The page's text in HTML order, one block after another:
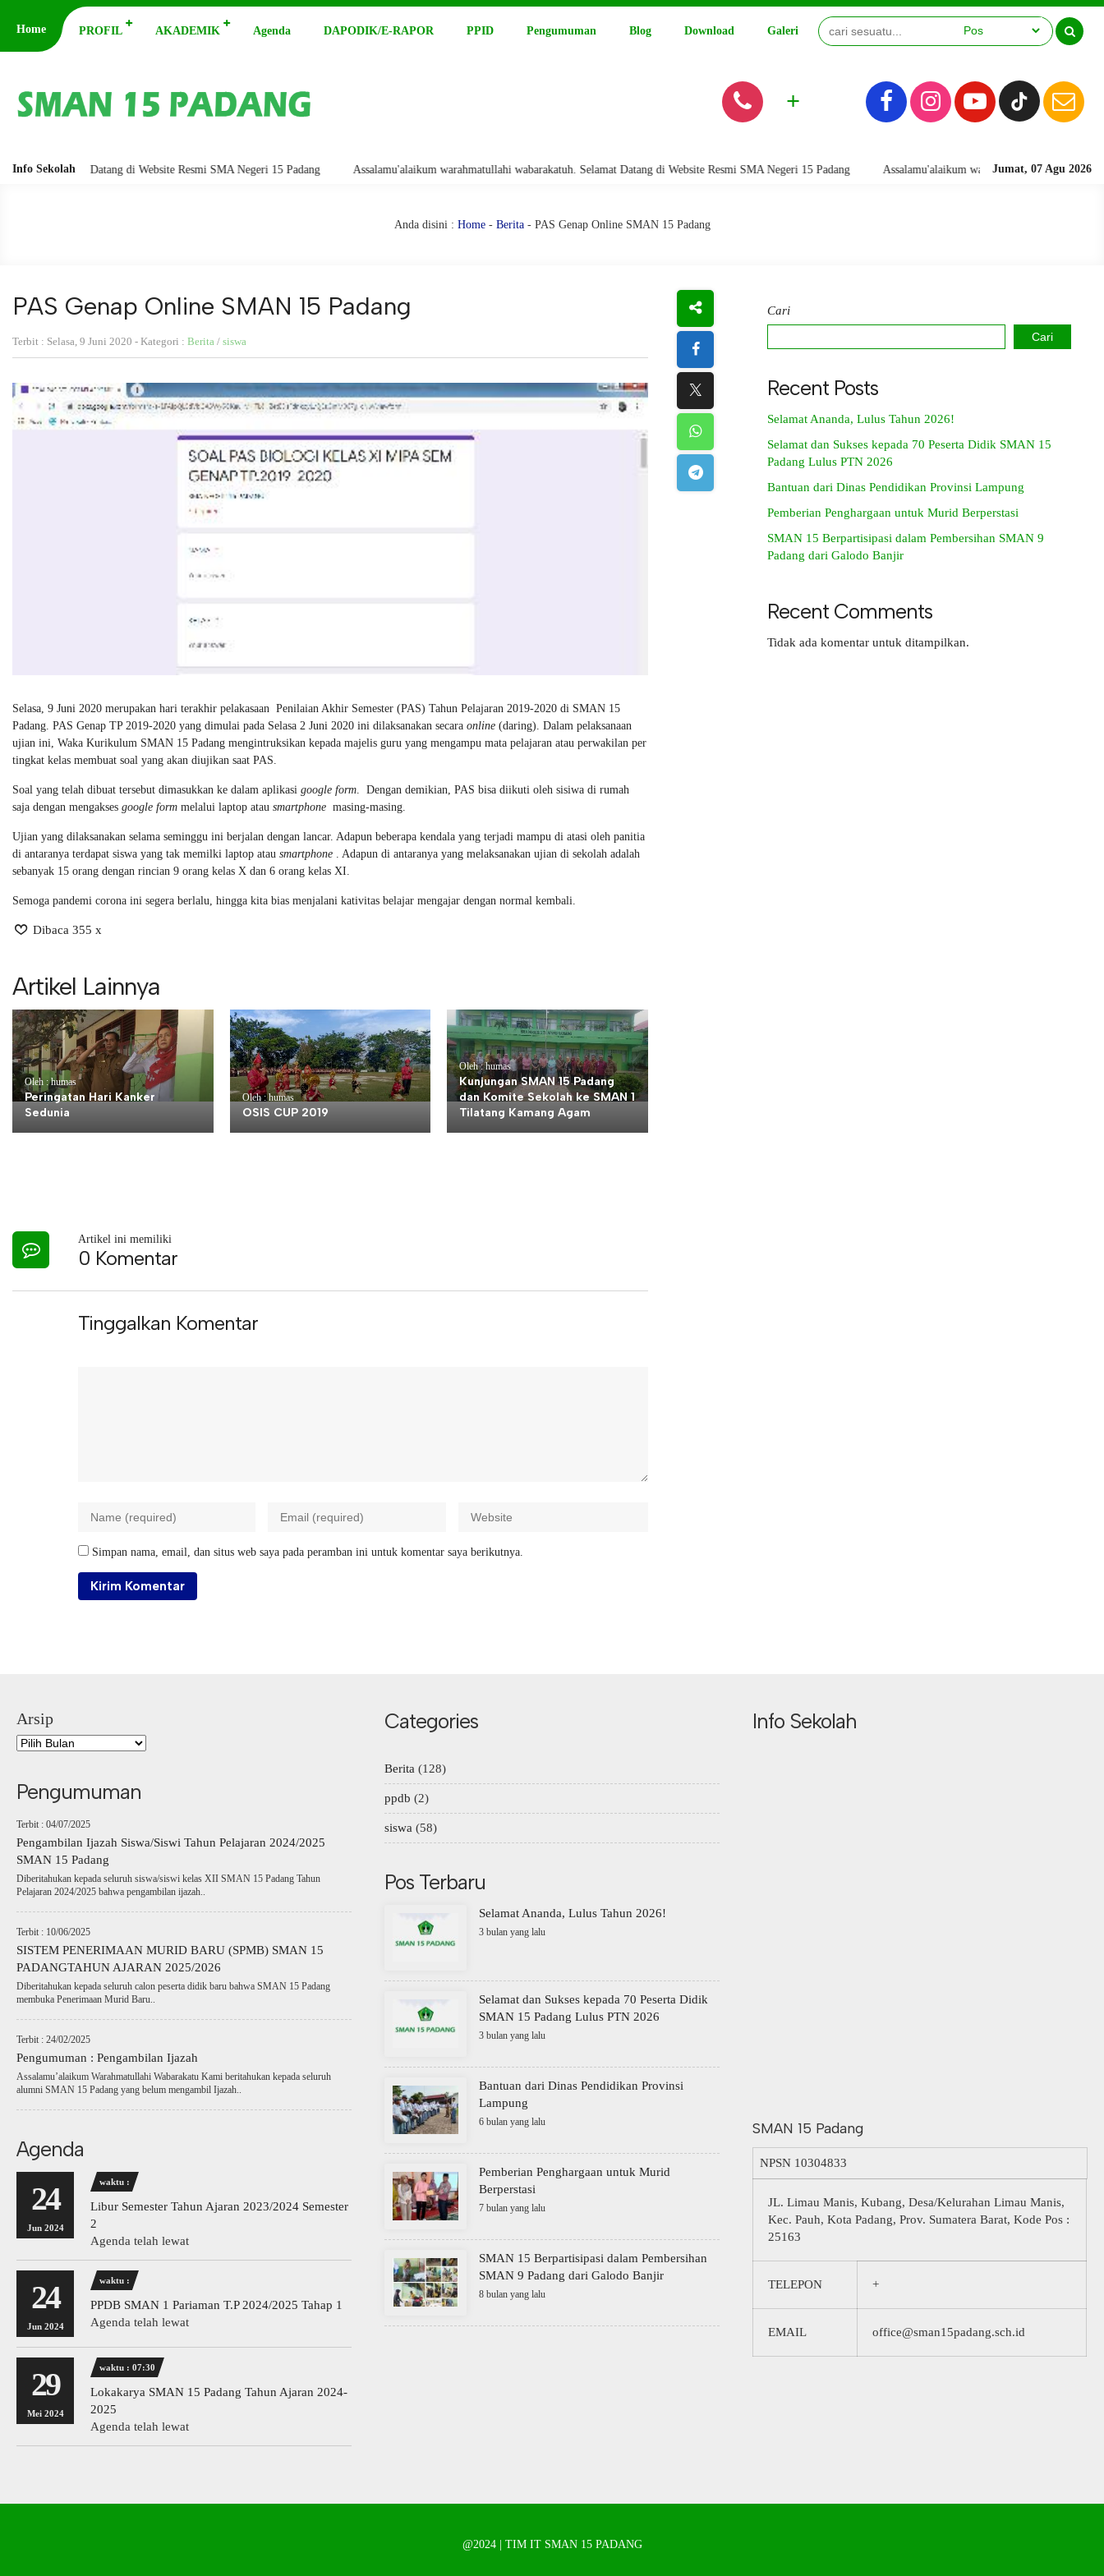
Home PROFIL AKADEMIK Agenda DAPODIK/E-RAPOR PPID Pengumuman Blog Download Galeri Video
+
Info Sekolah Jumat, 07 Agu 2026
Datang di Website Resmi SMA Negeri 15 Padang Assalamu'alaikum warahmatullahi wabarakatuh. Selamat Datang di Website Resmi SMA Negeri 15 Padang Assalamu'alaikum warahmatullahi wabarakatuh.
Anda disini : Home- Berita- PAS Genap Online SMAN 15 Padang
PAS Genap Online SMAN 15 Padang
Terbit : Selasa, 9 Juni 2020 - Kategori : Berita / siswa
Selasa, 9 Juni 2020 merupakan hari terakhir pelakasaan Penilaian Akhir Semester (PAS) Tahun Pelajaran 2019-2020 di SMAN 15
Padang. PAS Genap TP 2019-2020 yang dimulai pada Selasa 2 Juni 2020 ini dilaksanakan secara online (daring). Dalam pelaksanaan
ujian ini, Waka Kurikulum SMAN 15 Padang mengintruksikan kepada majelis guru yang mengampu mata pelajaran atau perwakilan per
tingkat kelas membuat soal yang akan diujikan saat PAS.
Soal yang telah dibuat tersebut dimasukkan ke dalam aplikasi google form . Dengan demikian, PAS bisa diikuti oleh sisiwa di rumah
saja dengan mengakses google form melalui laptop atau smartphone masing-masing.
Ujian yang dilaksanakan selama seminggu ini berjalan dengan lancar. Adapun beberapa kendala yang terjadi mampu di atasi oleh panitia
di antaranya terdapat siswa yang tak memilki laptop atau smartphone . Adapun di antaranya yang melaksanakan ujian di sekolah adalah
sebanyak 15 orang dengan rincian 9 orang kelas X dan 6 orang kelas XI.
Semoga pandemi corona ini segera berlalu, hingga kita bias menjalani kativitas belajar mengajar dengan normal kembali.
Dibaca 355 x
Artikel Lainnya
Oleh : humas
Peringatan Hari Kanker
Sedunia
Oleh : humas
OSIS CUP 2019
Oleh : humas
Kunjungan SMAN 15 Padang
dan Komite Sekolah ke SMAN 1
Tilatang Kamang Agam
Artikel ini memiliki
0 Komentar
Tinggalkan Komentar
Simpan nama, email, dan situs web saya pada peramban ini untuk komentar saya berikutnya.
Cari
Cari
Recent Posts
Selamat Ananda, Lulus Tahun 2026!
Selamat dan Sukses kepada 70 Peserta Didik SMAN 15
Padang Lulus PTN 2026
Bantuan dari Dinas Pendidikan Provinsi Lampung
Pemberian Penghargaan untuk Murid Berperstasi
SMAN 15 Berpartisipasi dalam Pembersihan SMAN 9
Padang dari Galodo Banjir
Recent Comments
Tidak ada komentar untuk ditampilkan.
Arsip
Pengumuman
Terbit : 04/07/2025
Pengambilan Ijazah Siswa/Siswi Tahun Pelajaran 2024/2025
SMAN 15 Padang
Diberitahukan kepada seluruh siswa/siswi kelas XII SMAN 15 Padang Tahun
Pelajaran 2024/2025 bahwa pengambilan ijazah..
Terbit : 10/06/2025
SISTEM PENERIMAAN MURID BARU (SPMB) SMAN 15
PADANGTAHUN AJARAN 2025/2026
Diberitahukan kepada seluruh calon peserta didik baru bahwa SMAN 15 Padang
membuka Penerimaan Murid Baru..
Terbit : 24/02/2025
Pengumuman : Pengambilan Ijazah
Assalamu’alaikum Warahmatullahi Wabarakatu Kami beritahukan kepada seluruh
alumni SMAN 15 Padang yang belum mengambil Ijazah..
Agenda
24
Jun 2024
waktu :
Libur Semester Tahun Ajaran 2023/2024 Semester
2
Agenda telah lewat
24
Jun 2024
waktu :
PPDB SMAN 1 Pariaman T.P 2024/2025 Tahap 1
Agenda telah lewat
29
Mei 2024
waktu : 07:30
Lokakarya SMAN 15 Padang Tahun Ajaran 2024-
2025
Agenda telah lewat
Categories
Berita (128)
ppdb (2)
siswa (58)
Pos Terbaru
Selamat Ananda, Lulus Tahun 2026!
3 bulan yang lalu
Selamat dan Sukses kepada 70 Peserta Didik
SMAN 15 Padang Lulus PTN 2026
3 bulan yang lalu
Bantuan dari Dinas Pendidikan Provinsi
Lampung
6 bulan yang lalu
Pemberian Penghargaan untuk Murid
Berperstasi
7 bulan yang lalu
SMAN 15 Berpartisipasi dalam Pembersihan
SMAN 9 Padang dari Galodo Banjir
8 bulan yang lalu
Info Sekolah
SMAN 15 Padang
NPSN 10304833
JL. Limau Manis, Kubang, Desa/Kelurahan Limau Manis,
Kec. Pauh, Kota Padang, Prov. Sumatera Barat, Kode Pos :
25163
TELEPON +
EMAIL office@sman15padang.sch.id
@2024 | TIM IT SMAN 15 PADANG